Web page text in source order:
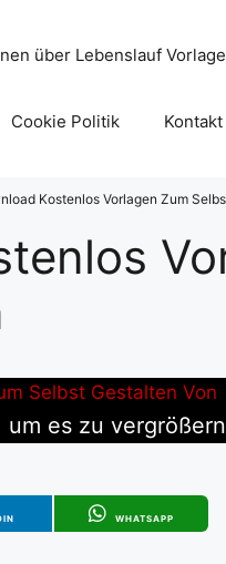
über Lebenslauf Vorlage
Cookie Politik Kontakt
Kostenlos Vorlagen Zum
es zu vergrößern
WHATSAPP